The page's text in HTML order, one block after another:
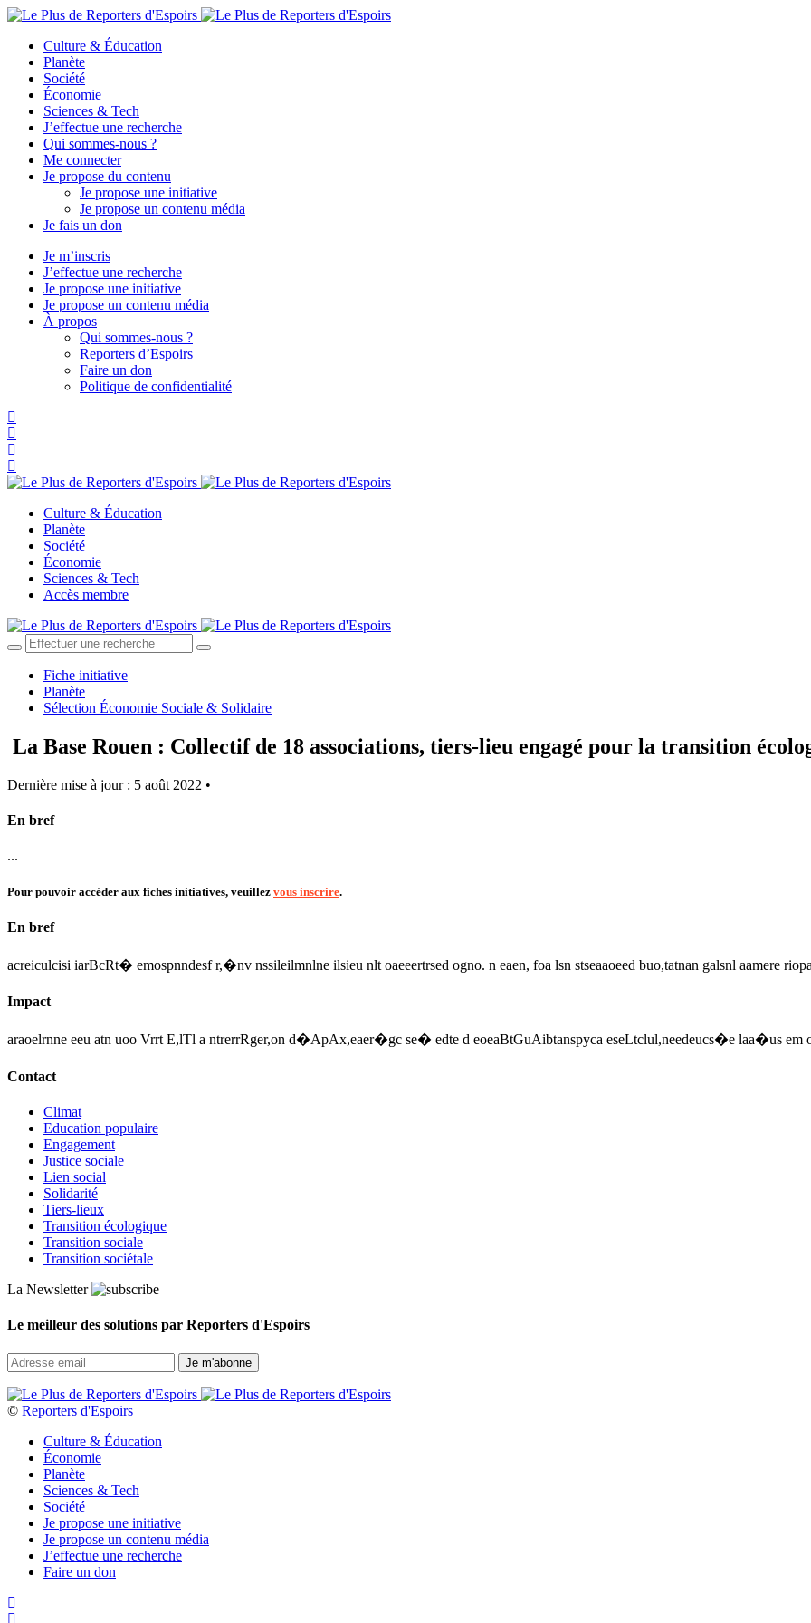
Culture & Éducation
Planète
Société
Économie
Sciences & Tech
J’effectue une recherche
Qui sommes-nous ?
Me connecter
Je propose du contenu
Je propose une initiative
Je propose un contenu média
Je fais un don
Je m’inscris
J’effectue une recherche
Je propose une initiative
Je propose un contenu média
À propos
Qui sommes-nous ?
Reporters d’Espoirs
Faire un don
Politique de confidentialité
Culture & Éducation
Planète
Société
Économie
Sciences & Tech
Accès membre
Fiche initiative
Planète
Sélection Économie Sociale & Solidaire
La Base Rouen : Collectif de 18 associations, tiers-lieu engagé pour la transition
Dernière mise à jour : 5 août 2022 •
En bref
...
Pour pouvoir accéder aux fiches initiatives, veuillez vous inscrire.
En bref
acreiculcisi iarBcRt� emospnndesf r,�nv nssileilmnlne ilsieu nlt oaeeertrsed ogno. n eaen, foa lsn stseaaoeed buo,tatnan galsnl aamere
Impact
araoelrnne eeu atn uoo Vrrt E,lTl a ntrerrRger,on d�ApAx,eaer�gc se� edte d eoeaBtGuAibtanspyca eseLtclul,needeucs�e laa�us
Contact
Climat
Education populaire
Engagement
Justice sociale
Lien social
Solidarité
Tiers-lieux
Transition écologique
Transition sociale
Transition sociétale
La Newsletter
Le meilleur des solutions par Reporters d'Espoirs
© Reporters d'Espoirs
Culture & Éducation
Économie
Planète
Sciences & Tech
Société
Je propose une initiative
Je propose un contenu média
J’effectue une recherche
Faire un don